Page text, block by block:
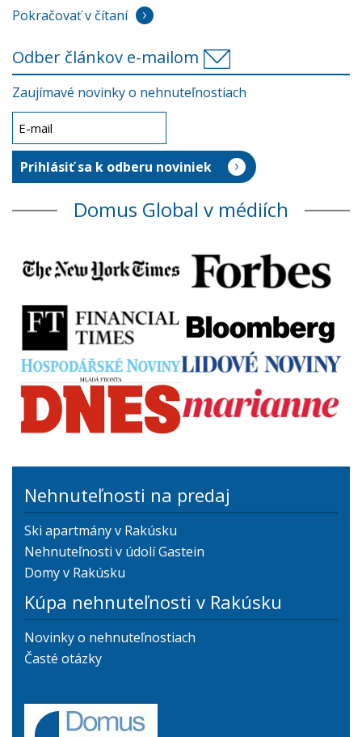
Pokračovať v čítaní
Odber článkov e-mailom
Zaujímavé novinky o nehnuteľnostiach
Domus Global v médiích
Nehnuteľnosti na predaj
Ski apartmány v Rakúsku
Nehnuteľnosti v údolí Gastein
Domy v Rakúsku
Kúpa nehnuteľnosti v Rakúsku
Novinky o nehnuteľnostiach
Časté otázky